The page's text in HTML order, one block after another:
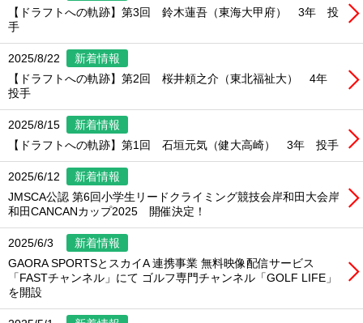
【ドラフトへの軌跡】第3回 鈴木蓮吾（東海大甲府） 3年 投
手
2025/8/22
新着情報
【ドラフトへの軌跡】第2回 桜井頼之介（東北福祉大） 4年
投手
2025/8/15
新着情報
【ドラフトへの軌跡】第1回 石垣元気（健大高崎） 3年 投手
2025/6/12
新着情報
JMSCA公認 第6回小学生リードクライミング競技会岸和田大会岸
和田CANCANカップ2025 開催決定！
2025/6/3
新着情報
GAORA SPORTSとスカイA 連携事業 無料映像配信サービス
「FASTチャンネル」にて ゴルフ専門チャンネル「GOLF LIFE」
を開設